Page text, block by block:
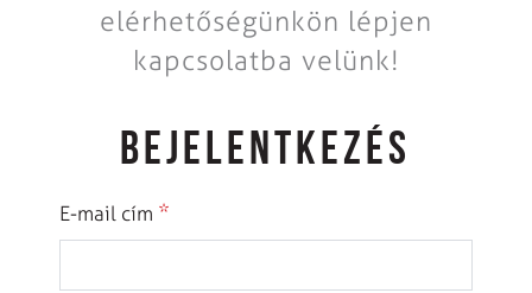
elérhetőségünkön lépjen
kapcsolatba velünk!
BEJELENTKEZÉS
E-mail cím *